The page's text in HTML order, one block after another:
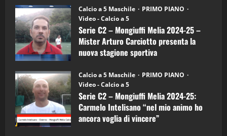
Calcio a 5 Maschile
PRIMO PIANO
Video - Calcio a 5
Serie C2 – Mongiuffi Melia 2024-25 –
Mister Arturo Carciotto presenta la
nuova stagione sportiva
Calcio a 5 Maschile
PRIMO PIANO
Video - Calcio a 5
Serie C2 – Mongiuffi Melia 2024-25:
Carmelo Intelisano “nel mio animo ho
ancora voglia di vincere”
5
“SportEmpire” in Podcast: 26^ Puntata
(Martedi 07 Aprile 2026)
08/04/2026
1
“SportEmpire” in Podcast: 30^ Puntata
(Martedi 05 Maggio 2026)
08/05/2026